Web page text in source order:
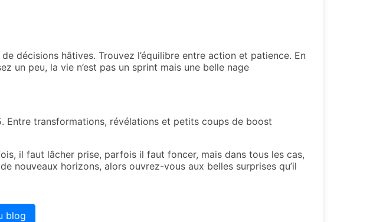
décisions hâtives. Trouvez l’équilibre entre action et patience. En
un peu, la vie n’est pas un sprint mais une belle nage
transformations, révélations et petits coups de boost
il faut lâcher prise, parfois il faut foncer, mais dans tous les cas,
nouveaux horizons, alors ouvrez-vous aux belles surprises qu’il
blog